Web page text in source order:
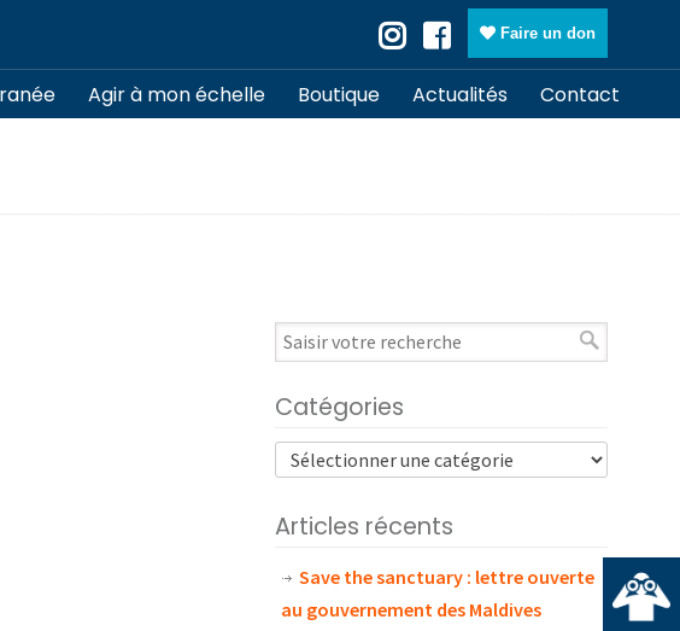
Faire un don
Agir à mon échelle Boutique Actualités Contact
Catégories
Articles récents
Save the sanctuary : lettre ouverte
au gouvernement des Maldives